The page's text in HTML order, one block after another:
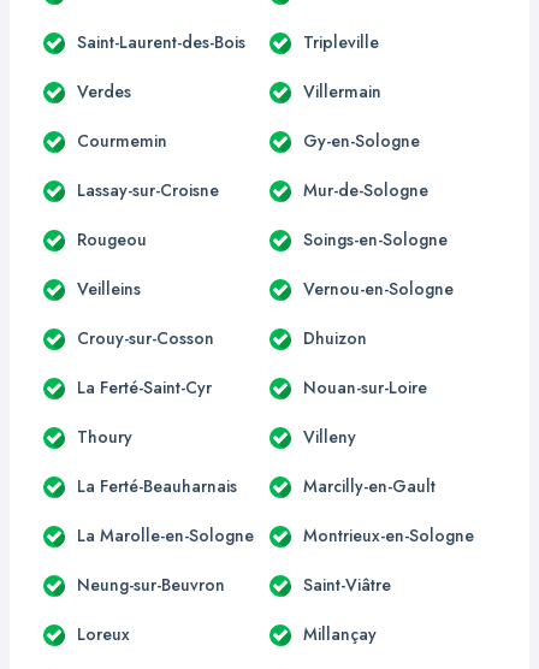
Saint-Laurent-des-Bois Tripleville
Verdes Villermain
Courmemin Gy-en-Sologne
Lassay-sur-Croisne Mur-de-Sologne
Rougeou Soings-en-Sologne
Veilleins Vernou-en-Sologne
Crouy-sur-Cosson Dhuizon
La Ferté-Saint-Cyr Nouan-sur-Loire
Thoury Villeny
La Ferté-Beauharnais Marcilly-en-Gault
La Marolle-en-Sologne Montrieux-en-Sologne
Neung-sur-Beuvron Saint-Viâtre
Loreux Millançay